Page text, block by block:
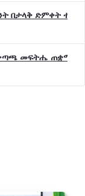
በታላቅ ድምቀት
መፍትሔ ጠቋሚ